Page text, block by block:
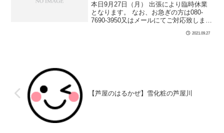
本日9月27日（月） 出張により臨時休業
となります。 なお、お急ぎの方は080-
7690-3950又はメールにてご対応致しま
2021.09.27
【芦屋のはるかぜ】雪化粧の芦屋川